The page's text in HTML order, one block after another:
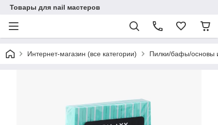
Товары для nail мастеров
Интернет-магазин (все категории) Пилки/бафы/